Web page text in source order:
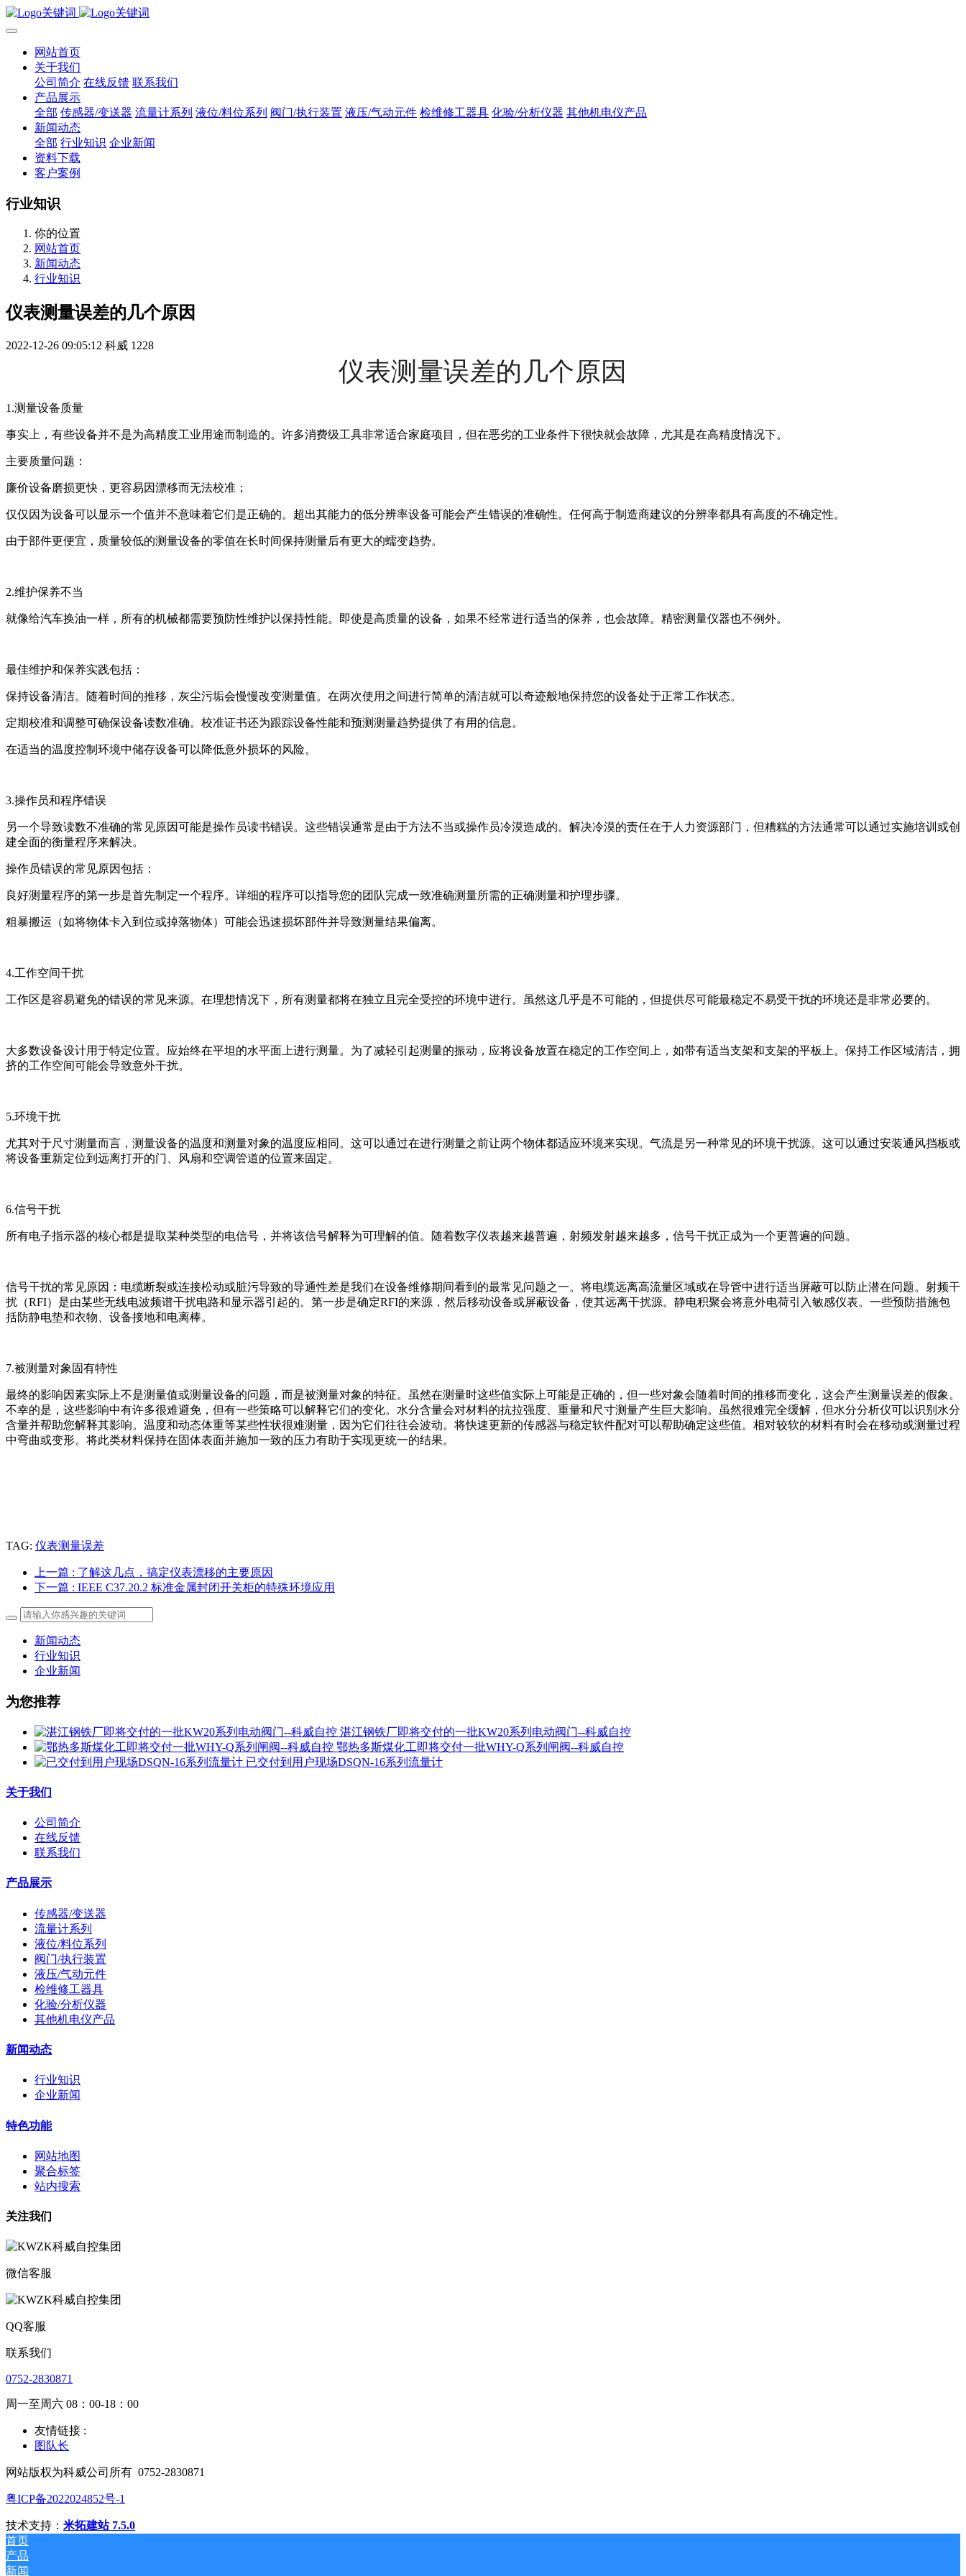
网站首页
关于我们
公司简介 在线反馈 联系我们
产品展示
全部 传感器/变送器 流量计系列 液位/料位系列 阀门/执行装置 液压/气动元件 检维修工器具 化验/分析仪器 其他机电仪产品
新闻动态
全部 行业知识 企业新闻
资料下载
客户案例
行业知识
你的位置
网站首页
新闻动态
行业知识
仪表测量误差的几个原因
2022-12-26 09:05:12 科威 1228
仪表测量误差的几个原因
1.测量设备质量
事实上，有些设备并不是为高精度工业用途而制造的。许多消费级工具非常适合家庭项目，但在恶劣的工业条件下很快就会故障，尤其是在高精度情况下。
主要质量问题：
廉价设备磨损更快，更容易因漂移而无法校准；
仅仅因为设备可以显示一个值并不意味着它们是正确的。超出其能力的低分辨率设备可能会产生错误的准确性。任何高于制造商建议的分辨率都具有高度的不确定性。
由于部件更便宜，质量较低的测量设备的零值在长时间保持测量后有更大的蠕变趋势。
2.维护保养不当
就像给汽车换油一样，所有的机械都需要预防性维护以保持性能。即使是高质量的设备，如果不经常进行适当的保养，也会故障。精密测量仪器也不例外。
最佳维护和保养实践包括：
保持设备清洁。随着时间的推移，灰尘污垢会慢慢改变测量值。在两次使用之间进行简单的清洁就可以奇迹般地保持您的设备处于正常工作状态。
定期校准和调整可确保设备读数准确。校准证书还为跟踪设备性能和预测测量趋势提供了有用的信息。
在适当的温度控制环境中储存设备可以降低意外损坏的风险。
3.操作员和程序错误
另一个导致读数不准确的常见原因可能是操作员读书错误。这些错误通常是由于方法不当或操作员冷漠造成的。解决冷漠的责任在于人力资源部门，但糟糕的方法通常可以通过实施培训或创
建全面的衡量程序来解决。
操作员错误的常见原因包括：
良好测量程序的第一步是首先制定一个程序。详细的程序可以指导您的团队完成一致准确测量所需的正确测量和护理步骤。
粗暴搬运（如将物体卡入到位或掉落物体）可能会迅速损坏部件并导致测量结果偏离。
4.工作空间干扰
工作区是容易避免的错误的常见来源。在理想情况下，所有测量都将在独立且完全受控的环境中进行。虽然这几乎是不可能的，但提供尽可能最稳定不易受干扰的环境还是非常必要的。
大多数设备设计用于特定位置。应始终在平坦的水平面上进行测量。为了减轻引起测量的振动，应将设备放置在稳定的工作空间上，如带有适当支架和支架的平板上。保持工作区域清洁，拥
挤的工作空间可能会导致意外干扰。
5.环境干扰
尤其对于尺寸测量而言，测量设备的温度和测量对象的温度应相同。这可以通过在进行测量之前让两个物体都适应环境来实现。气流是另一种常见的环境干扰源。这可以通过安装通风挡板或
将设备重新定位到远离打开的门、风扇和空调管道的位置来固定。
6.信号干扰
所有电子指示器的核心都是提取某种类型的电信号，并将该信号解释为可理解的值。随着数字仪表越来越普遍，射频发射越来越多，信号干扰正成为一个更普遍的问题。
信号干扰的常见原因：电缆断裂或连接松动或脏污导致的导通性差是我们在设备维修期间看到的最常见问题之一。将电缆远离高流量区域或在导管中进行适当屏蔽可以防止潜在问题。射频干
扰（RFI）是由某些无线电波频谱干扰电路和显示器引起的。第一步是确定RFI的来源，然后移动设备或屏蔽设备，使其远离干扰源。静电积聚会将意外电荷引入敏感仪表。一些预防措施包
括防静电垫和衣物、设备接地和电离棒。
7.被测量对象固有特性
最终的影响因素实际上不是测量值或测量设备的问题，而是被测量对象的特征。虽然在测量时这些值实际上可能是正确的，但一些对象会随着时间的推移而变化，这会产生测量误差的假象。
不幸的是，这些影响中有许多很难避免，但有一些策略可以解释它们的变化。水分含量会对材料的抗拉强度、重量和尺寸测量产生巨大影响。虽然很难完全缓解，但水分分析仪可以识别水分
含量并帮助您解释其影响。温度和动态体重等某些性状很难测量，因为它们往往会波动。将快速更新的传感器与稳定软件配对可以帮助确定这些值。相对较软的材料有时会在移动或测量过程
中弯曲或变形。将此类材料保持在固体表面并施加一致的压力有助于实现更统一的结果。
TAG: 仪表测量误差
上一篇 : 了解这几点，搞定仪表漂移的主要原因
下一篇 : IEEE C37.20.2 标准金属封闭开关柜的特殊环境应用
新闻动态
行业知识
企业新闻
为您推荐
湛江钢铁厂即将交付的一批KW20系列电动阀门--科威自控
鄂热多斯煤化工即将交付一批WHY-Q系列闸阀--科威自控
已交付到用户现场DSQN-16系列流量计
关于我们
公司简介
在线反馈
联系我们
产品展示
传感器/变送器
流量计系列
液位/料位系列
阀门/执行装置
液压/气动元件
检维修工器具
化验/分析仪器
其他机电仪产品
新闻动态
行业知识
企业新闻
特色功能
网站地图
聚合标签
站内搜索
关注我们
微信客服
QQ客服
联系我们
0752-2830871
周一至周六 08：00-18：00
友情链接 :
图队长
网站版权为科威公司所有 0752-2830871
粤ICP备2022024852号-1
技术支持： 米拓建站 7.5.0
首页
产品
新闻